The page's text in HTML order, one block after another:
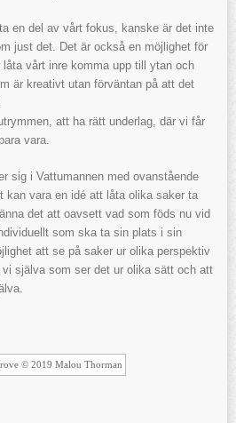
en del av vårt fokus, kanske är det inte
just det. Det är också en möjlighet för
vårt inre komma upp till ytan och
är kreativt utan förväntan på att det
att ha rätt underlag, där vi får
vara.
sig i Vattumannen med ovanstående
kan vara en idé att låta olika saker ta
det att oavsett vad som föds nu vid
som ska ta sin plats i sin
att se på saker ur olika perspektiv
själva som ser det ur olika sätt och att
© 2019 Malou Thorman